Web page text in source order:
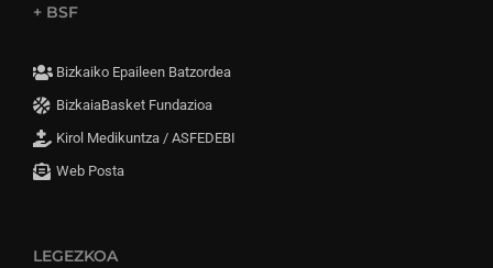
+ BSF
Bizkaiko Epaileen Batzordea
BizkaiaBasket Fundazioa
Kirol Medikuntza / ASFEDEBI
Web Posta
LEGEZKOA